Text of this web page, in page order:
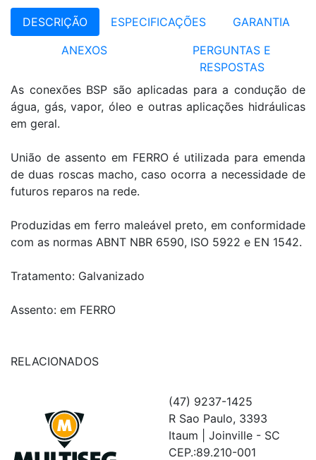
DESCRIÇÃO ESPECIFICAÇÕES
GARANTIA
ANEXOS
PERGUNTAS E
RESPOSTAS
As conexões BSP são aplicadas para a condução de
água, gás, vapor, óleo e outras aplicações hidráulicas
em geral.
União de assento em FERRO é utilizada para emenda
de duas roscas macho, caso ocorra a necessidade de
futuros reparos na rede.
Produzidas em ferro maleável preto, em conformidade
com as normas ABNT NBR 6590, ISO 5922 e EN 1542.
Tratamento: Galvanizado
Assento: em FERRO
RELACIONADOS
(47) 9237-1425
R Sao Paulo, 3393
Itaum | Joinville - SC
CEP.:89.210-001